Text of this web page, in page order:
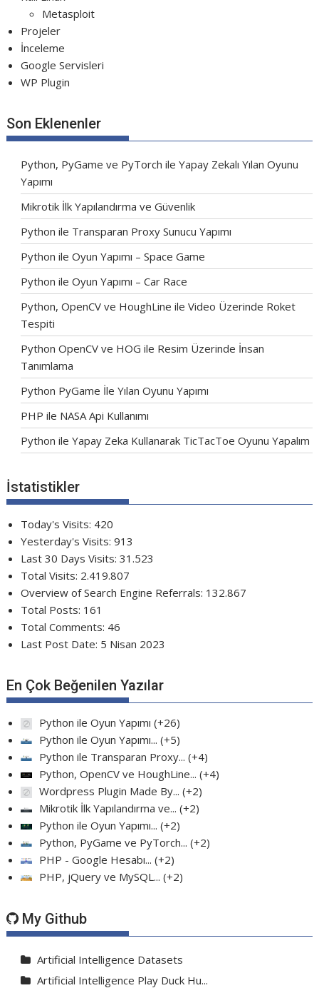
Metasploit
Projeler
İnceleme
Google Servisleri
WP Plugin
Son Eklenenler
Python, PyGame ve PyTorch ile Yapay Zekalı Yılan Oyunu
Yapımı
Mikrotik İlk Yapılandırma ve Güvenlik
Python ile Transparan Proxy Sunucu Yapımı
Python ile Oyun Yapımı – Space Game
Python ile Oyun Yapımı – Car Race
Python, OpenCV ve HoughLine ile Video Üzerinde Roket
Tespiti
Python OpenCV ve HOG ile Resim Üzerinde İnsan
Tanımlama
Python PyGame İle Yılan Oyunu Yapımı
PHP ile NASA Api Kullanımı
Python ile Yapay Zeka Kullanarak TicTacToe Oyunu Yapalım
İstatistikler
Today's Visits: 420
Yesterday's Visits:913
Last 30 Days Visits:31.523
Total Visits: 2.419.807
Overview of Search Engine Referrals: 132.867
Total Posts: 161
Total Comments: 46
Last Post Date: 5 Nisan 2023
En Çok Beğenilen Yazılar
Python ile Oyun Yapımı +26
Python ile Oyun Yapımı... +5
Python ile Transparan Proxy... +4
Python, OpenCV ve HoughLine... +4
Wordpress Plugin Made By... +2
Mikrotik İlk Yapılandırma ve... +2
Python ile Oyun Yapımı... +2
Python, PyGame ve PyTorch... +2
PHP - Google Hesabı... +2
PHP, jQuery ve MySQL... +2
My Github
Artificial Intelligence Datasets
Artificial Intelligence Play Duck Hu...